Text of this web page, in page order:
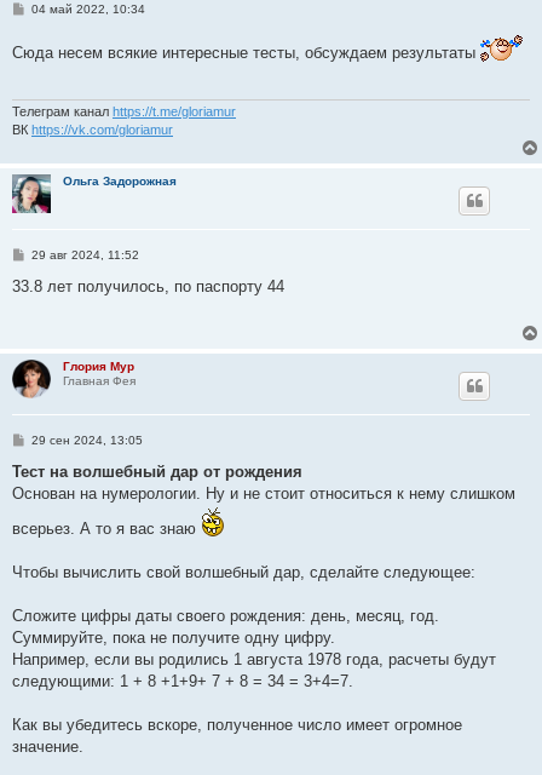
С
б
щ
и
е
04 май 2022, 10:34
Сюда несем всякие интересные тесты, обсуждаем результаты
Телеграм канал https://t.me/gloriamur
ВК https://vk.com/gloriamur
Ольга Задорожная
С
о
и
е
29 авг 2024, 11:52
33.8 лет получилось, по паспорту 44
Глория Мур
Главная Фея
С
о
щ
н
29 сен 2024, 13:05
Тест на волшебный дар от рождения
Основан на нумерологии. Ну и не стоит относиться к нему слишком
всерьез. А то я вас знаю
Чтобы вычислить свой волшебный дар, сделайте следующее:
Сложите цифры даты своего рождения: день, месяц, год.
Суммируйте, пока не получите одну цифру.
Например, если вы родились 1 августа 1978 года, расчеты будут
следующими: 1 + 8 +1+9+ 7 + 8 = 34 = 3+4=7.
Как вы убедитесь вскоре, полученное число имеет огромное
значение.